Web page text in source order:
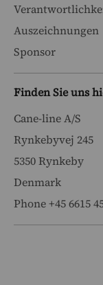
Auszeichnungen
Sponsor
Finden Sie uns
Cane-line A/S
Rynkebyvej 245
5350 Rynkeby
Denmark
Phone +45 6615